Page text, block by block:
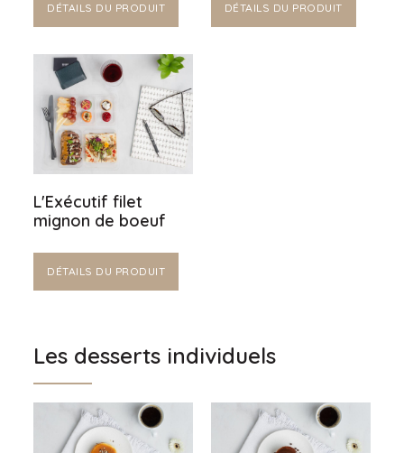
DÉTAILS DU PRODUIT DÉTAILS DU PRODUIT
L'Exécutif filet
mignon de boeuf
DÉTAILS DU PRODUIT
Les desserts individuels